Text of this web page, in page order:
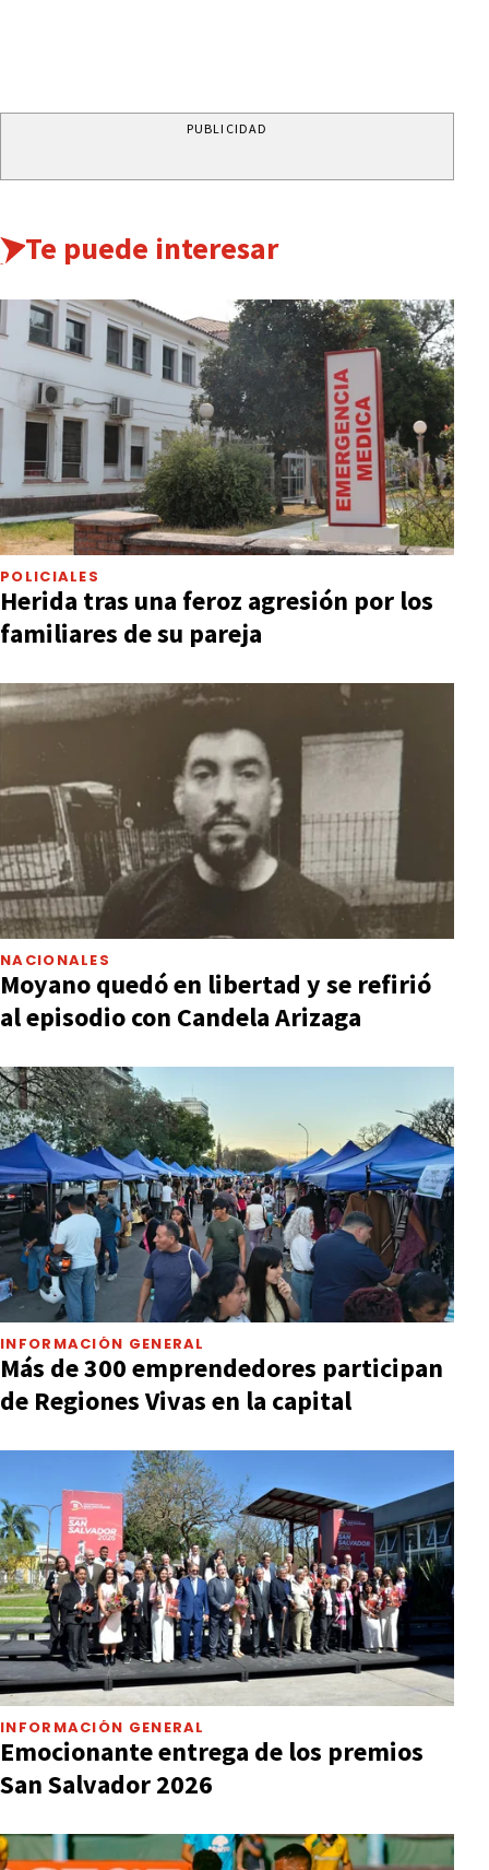
PUBLICIDAD
Te puede interesar
POLICIALES
Herida tras una feroz agresión por los
familiares de su pareja
NACIONALES
Moyano quedó en libertad y se refirió
al episodio con Candela Arizaga
INFORMACIÓN GENERAL
Más de 300 emprendedores participan
de Regiones Vivas en la capital
INFORMACIÓN GENERAL
Emocionante entrega de los premios
San Salvador 2026